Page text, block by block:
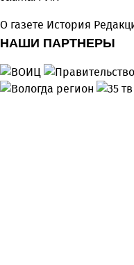
О газете История
НАШИ ПАРТНЕРЫ